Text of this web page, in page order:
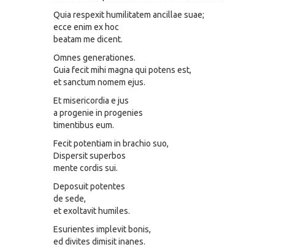
Quia respexit humilitatem ancillae suae;
ecce enim ex hoc
beatam me dicent.
Omnes generationes.
Guia fecit mihi magna qui potens est,
et sanctum nomem ejus.
Et misericordia e jus
a progenie in progenies
timentibus eum.
Fecit potentiam in brachio suo,
Dispersit superbos
mente cordis sui.
Deposuit potentes
de sede,
et exoltavit humiles.
Esurientes implevit bonis,
ed divites dimisit inanes.